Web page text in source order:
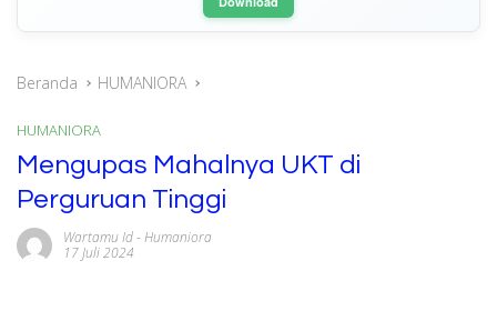
Beranda HUMANIORA
HUMANIORA
Mengupas Mahalnya UKT di
Perguruan Tinggi
Wartamu Id- Humaniora
17 Juli 2024